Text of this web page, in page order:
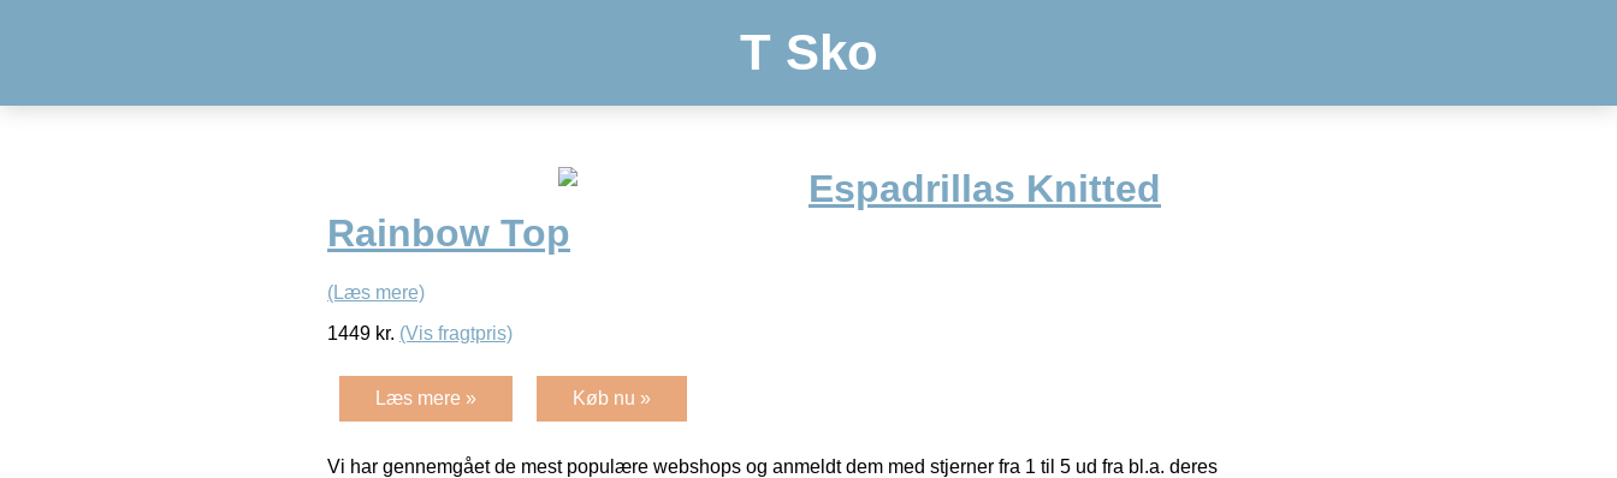
T Sko
Espadrillas Knitted
Rainbow Top
(Læs mere)
1449 kr. (Vis fragtpris)
Læs mere » Køb nu »
Vi har gennemgået de mest populære webshops og anmeldt dem med stjerner fra 1 til 5 ud fra bl.a. deres